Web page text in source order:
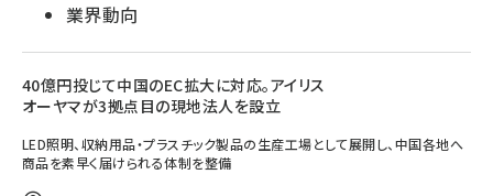
業界動向
40億円投じて中国のEC拡大に対応。アイリス
オーヤマが3拠点目の現地法人を設立
LED照明、収納用品・プラスチック製品の生産工場として展開し、中国各地へ
商品を素早く届けられる体制を整備